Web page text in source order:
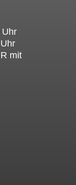
Uhr
mit